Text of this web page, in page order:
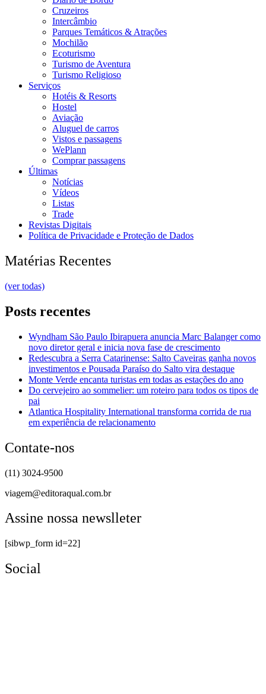
Cruzeiros
Intercâmbio
Parques Temáticos & Atrações
Mochilão
Ecoturismo
Turismo de Aventura
Turismo Religioso
Serviços
Hotéis & Resorts
Hostel
Aviação
Aluguel de carros
Vistos e passagens
WePlann
Comprar passagens
Últimas
Notícias
Vídeos
Listas
Trade
Revistas Digitais
Política de Privacidade e Proteção de Dados
Matérias Recentes
(ver todas)
Posts recentes
Wyndham São Paulo Ibirapuera anuncia Marc Balanger como
novo diretor geral e inicia nova fase de crescimento
Redescubra a Serra Catarinense: Salto Caveiras ganha novos
investimentos e Pousada Paraíso do Salto vira destaque
Monte Verde encanta turistas em todas as estações do ano
Do cervejeiro ao sommelier: um roteiro para todos os tipos de
pai
Atlantica Hospitality International transforma corrida de rua
em experiência de relacionamento
Contate-nos
(11) 3024-9500
viagem@editoraqual.com.br
Assine nossa newslleter
[sibwp_form id=22]
Social